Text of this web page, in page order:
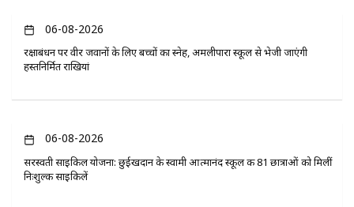
06-08-2026
रक्षाबंधन पर वीर जवानों के लिए बच्चों का स्नेह, अमलीपारा स्कूल से भेजी जाएंगी
हस्तनिर्मित राखियां
06-08-2026
सरस्वती साइकिल योजना: छुईखदान के स्वामी आत्मानंद स्कूल की 81 छात्राओं को मिलीं
निःशुल्क साइकिलें